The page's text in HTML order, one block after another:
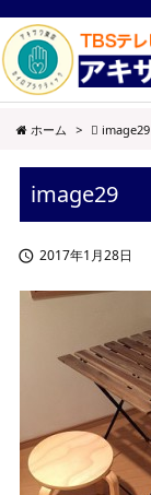
ホーム > image29
image29
 2017年1月28日